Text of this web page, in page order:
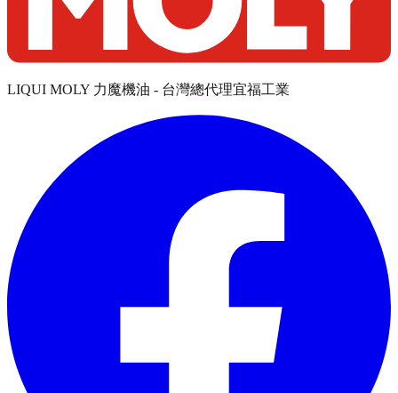
LIQUI MOLY 力魔機油 - 台灣總代理宜福工業